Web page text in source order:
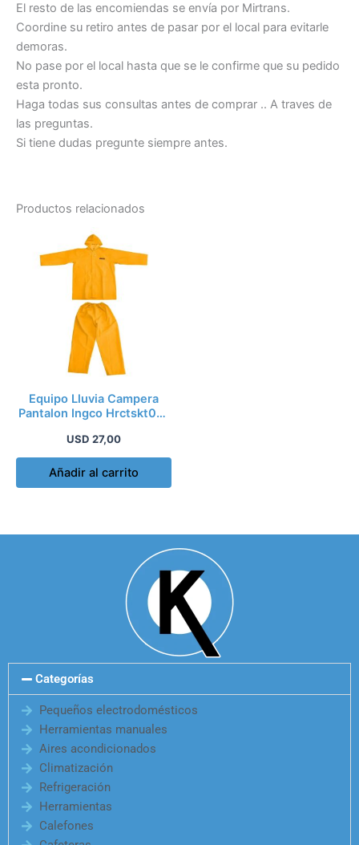
El resto de las encomiendas se envía por Mirtrans.
Coordine su retiro antes de pasar por el local para evitarle
demoras.
No pase por el local hasta que se le confirme que su pedido
esta pronto.
Haga todas sus consultas antes de comprar .. A traves de
las preguntas.
Si tiene dudas pregunte siempre antes.
Productos relacionados
Equipo Lluvia Campera
Pantalon Ingco Hrctskt031
USD 27,00
Añadir al carrito
Categorías
Pequeños electrodomésticos
Herramientas manuales
Aires acondicionados
Climatización
Refrigeración
Herramientas
Calefones